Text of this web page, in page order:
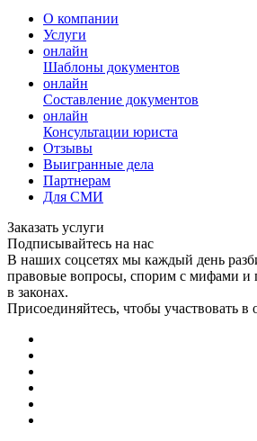
О компании
Услуги
онлайн
Шаблоны документов
онлайн
Составление документов
онлайн
Консультации юриста
Отзывы
Выигранные дела
Партнерам
Для СМИ
Заказать услуги
Подписывайтесь на нас
В наших соцсетях мы каждый день
правовые вопросы, спорим с мифами и
в законах.
Присоединяйтесь, чтобы участвовать в